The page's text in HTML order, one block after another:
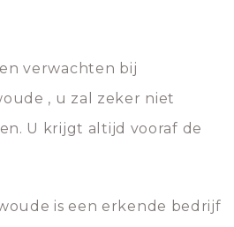
verwachten bij
, u zal zeker niet
U krijgt altijd vooraf de
is een erkende bedrijf